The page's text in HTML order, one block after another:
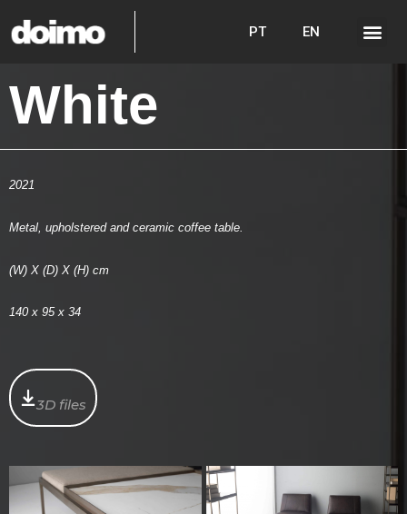
PT EN
White
2021
Metal, upholstered and ceramic coffee table.
(W) X (D) X (H) cm
140 x 95 x 34
3D files